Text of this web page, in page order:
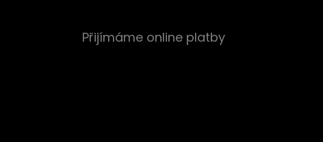
Přijímáme online platby